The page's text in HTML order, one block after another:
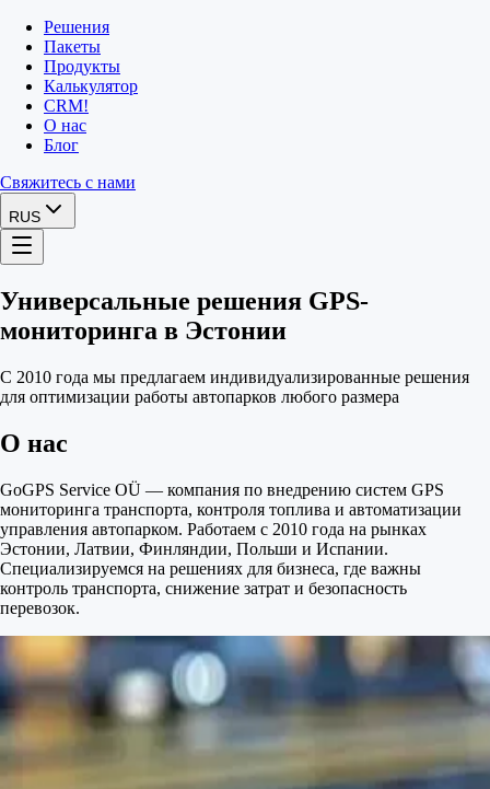
Решения
Пакеты
Продукты
Калькулятор
CRM!
О нас
Блог
Свяжитесь с нами
RUS
Универсальные решения GPS-
мониторинга в Эстонии
С 2010 года мы предлагаем индивидуализированные решения
для оптимизации работы автопарков любого размера
О нас
GoGPS Service OÜ — компания по внедрению систем GPS
мониторинга транспорта, контроля топлива и автоматизации
управления автопарком. Работаем с 2010 года на рынках
Эстонии, Латвии, Финляндии, Польши и Испании.
Специализируемся на решениях для бизнеса, где важны
контроль транспорта, снижение затрат и безопасность
перевозок.